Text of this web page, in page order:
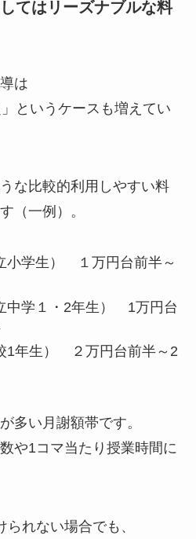
てはリーズナブルな料
は
というケースも増えてい
な比較的利用しやすい料
（一例）。
小学生） １万円台前半～
中学１・2年生） 1万円台
1年生） ２万円台前半～2
い月謝額帯です。
1コマ当たり授業時間に
れない場合でも、